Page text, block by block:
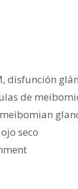
,disfunción
de
meibomian
ojo seco